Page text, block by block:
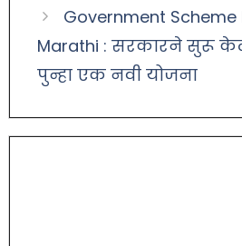
Government Scheme
Marathi : सरकारने सुरू
पुन्हा एक नवी योजना